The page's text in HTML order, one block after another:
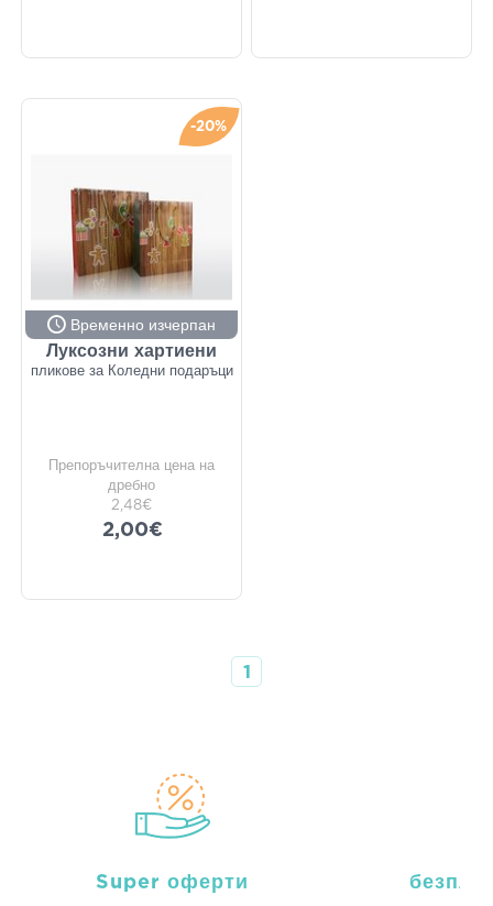
-20%
Временно изчерпан
Луксозни хартиени
пликове за Коледни подаръци
Препоръчителна цена на
дребно
2,48€
2,00€
1
Super оферти